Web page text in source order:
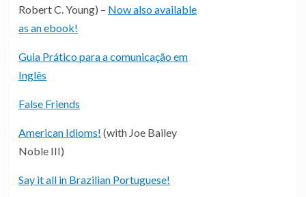
Robert C. Young) – Now also available
as an ebook!
Guia Prático para a comunicação em
Inglês
False Friends
American Idioms! (with Joe Bailey
Noble III)
Say it all in Brazilian Portuguese!